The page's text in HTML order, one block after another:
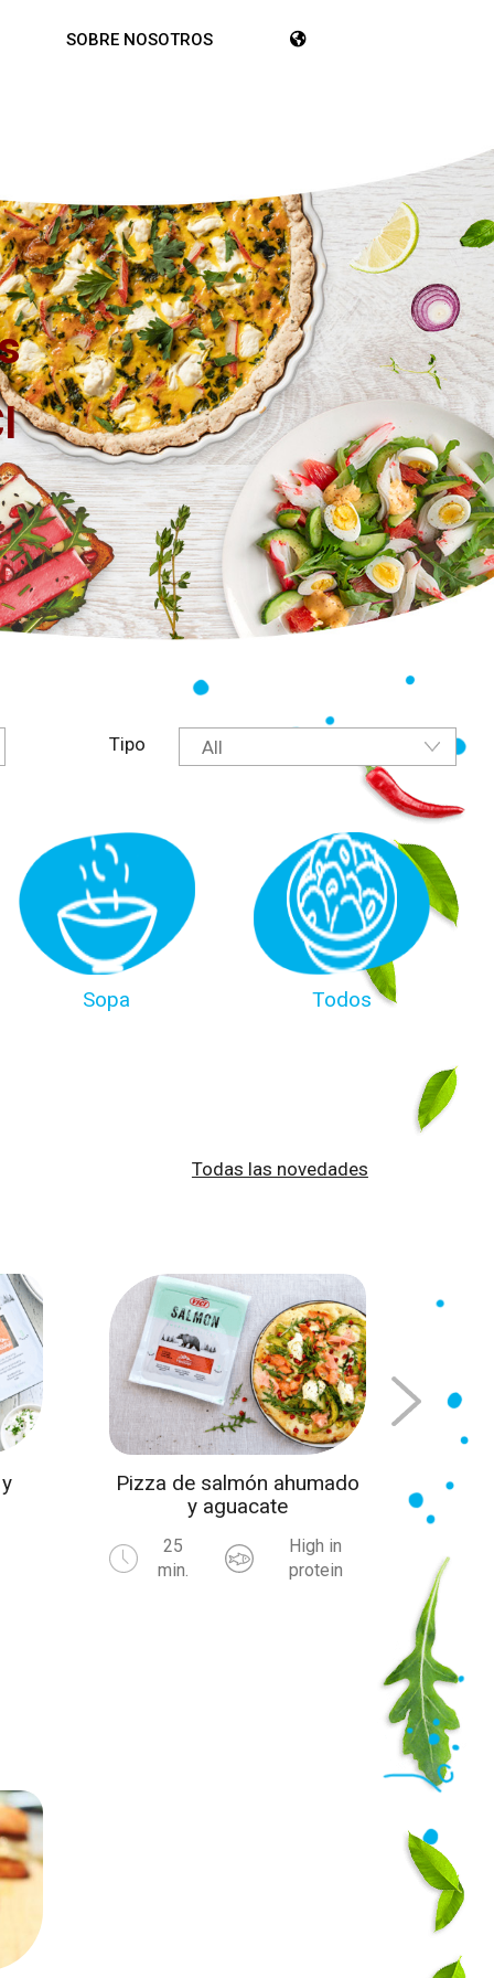
SOBRE NOSOTROS
Tipo All
Sopa Todos
Todas las novedades
Pizza de salmón ahumado
y aguacate
25
min.
High in
protein